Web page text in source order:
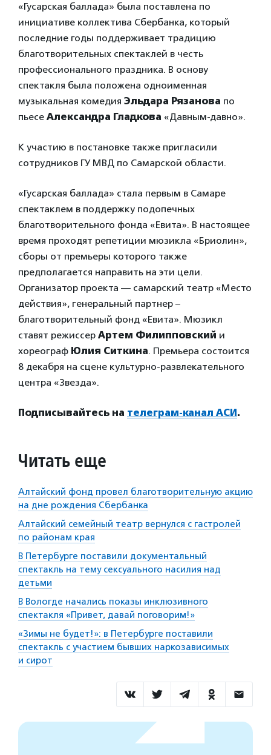
«Гусарская баллада» была поставлена по
инициативе коллектива Сбербанка, который
последние годы поддерживает традицию
благотворительных спектаклей в честь
профессионального праздника. В основу
спектакля была положена одноименная
музыкальная комедия Эльдара Рязанова по
пьесе Александра Гладкова «Давным-давно».
К участию в постановке также пригласили
сотрудников ГУ МВД по Самарской области.
«Гусарская баллада» стала первым в Самаре
спектаклем в поддержку подопечных
благотворительного фонда «Евита». В настоящее
время проходят репетиции мюзикла «Бриолин»,
сборы от премьеры которого также
предполагается направить на эти цели.
Организатор проекта — самарский театр «Место
действия», генеральный партнер –
благотворительный фонд «Евита». Мюзикл
ставят режиссер Артем Филипповский и
хореограф Юлия Ситкина. Премьера состоится
8 декабря на сцене культурно-развлекательного
центра «Звезда».
Подписывайтесь на телеграм-канал АСИ.
Читать еще
Алтайский фонд провел благотворительную акцию
на дне рождения Сбербанка
Алтайский семейный театр вернулся с гастролей
по районам края
В Петербурге поставили документальный
спектакль на тему сексуального насилия над
детьми
В Вологде начались показы инклюзивного
спектакля «Привет, давай поговорим!»
«Зимы не будет!»: в Петербурге поставили
спектакль с участием бывших наркозависимых
и сирот